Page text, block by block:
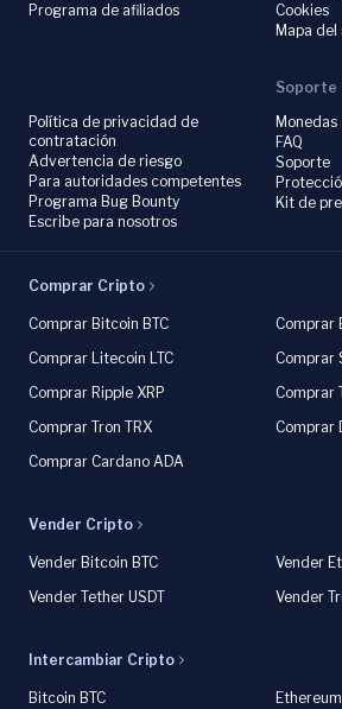
Programa de afiliados
Cookies
Mapa del
Política de privacidad de
contratación
Advertencia de riesgo
Para autoridades competentes
Programa Bug Bounty
Escribe para nosotros
Soporte
Monedas
FAQ
Soporte
Kit de
Comprar Cripto
Comprar Bitcoin BTC
Comprar
Comprar Litecoin LTC
Comprar
Comprar Ripple XRP
Comprar
Comprar Tron TRX
Comprar
Comprar Cardano ADA
Vender Cripto
Vender Bitcoin BTC
Vender
Vender Tether USDT
Vender
Intercambiar Cripto
Bitcoin BTC
Ethereum